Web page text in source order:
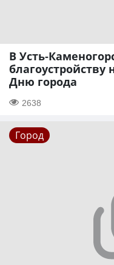
В Усть-
Дню города
2638
Город